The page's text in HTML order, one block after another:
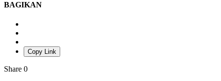
BAGIKAN
Copy Link
Share 0